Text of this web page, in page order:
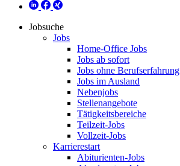
Jobsuche
Jobs
Home-Office Jobs
Jobs ab sofort
Jobs ohne Berufserfahrung
Jobs im Ausland
Nebenjobs
Stellenangebote
Tätigkeitsbereiche
Teilzeit-Jobs
Vollzeit-Jobs
Karrierestart
Abiturienten-Jobs